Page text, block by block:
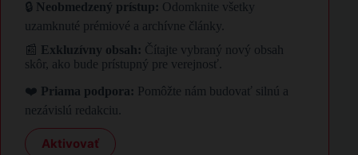
🔒 Neobmedzený prístup: Odomknite všetky
uzamknuté prémiové a archívne články.
📰 Exkluzívny obsah: Čítajte vybraný nový obsah
skôr, ako bude prístupný pre verejnosť.
❤️ Priama podpora: Pomôžte nám budovať silnú a
nezávislú redakciu.
Aktivovať